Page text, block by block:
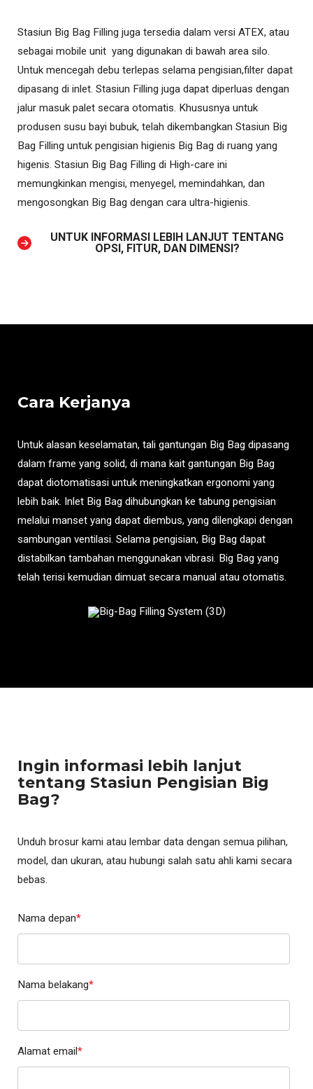
Stasiun Big Bag Filling juga tersedia dalam versi ATEX, atau
sebagai mobile unit yang digunakan di bawah area silo.
Untuk mencegah debu terlepas selama pengisian,filter dapat
dipasang di inlet. Stasiun Filling juga dapat diperluas dengan
jalur masuk palet secara otomatis. Khususnya untuk
produsen susu bayi bubuk, telah dikembangkan Stasiun Big
Bag Filling untuk pengisian higienis Big Bag di ruang yang
higenis. Stasiun Big Bag Filling di High-care ini
memungkinkan mengisi, menyegel, memindahkan, dan
mengosongkan Big Bag dengan cara ultra-higienis.
UNTUK INFORMASI LEBIH LANJUT TENTANG
OPSI, FITUR, DAN DIMENSI?
Cara Kerjanya
Untuk alasan keselamatan, tali gantungan Big Bag dipasang
dalam frame yang solid, di mana kait gantungan Big Bag
dapat diotomatisasi untuk meningkatkan ergonomi yang
lebih baik. Inlet Big Bag dihubungkan ke tabung pengisian
melalui manset yang dapat diembus, yang dilengkapi dengan
sambungan ventilasi. Selama pengisian, Big Bag dapat
distabilkan tambahan menggunakan vibrasi. Big Bag yang
telah terisi kemudian dimuat secara manual atau otomatis.
Ingin informasi lebih lanjut
tentang Stasiun Pengisian Big
Bag?
Unduh brosur kami atau lembar data dengan semua pilihan,
model, dan ukuran, atau hubungi salah satu ahli kami secara
bebas.
Nama depan*
Nama belakang*
Alamat email*